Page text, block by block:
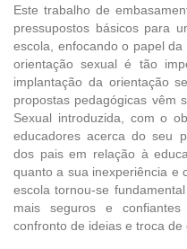
Este trabalho de
pressupostos básicos para
escola, enfocando o papel
orientação sexual é tão
implantação da orientação
propostas pedagógicas vêm
Sexual introduzida, com o
educadores acerca do seu
dos pais em relação à
quanto a sua inexperiência e
escola tornou-se
mais seguros e
confronto de ideias e troca de